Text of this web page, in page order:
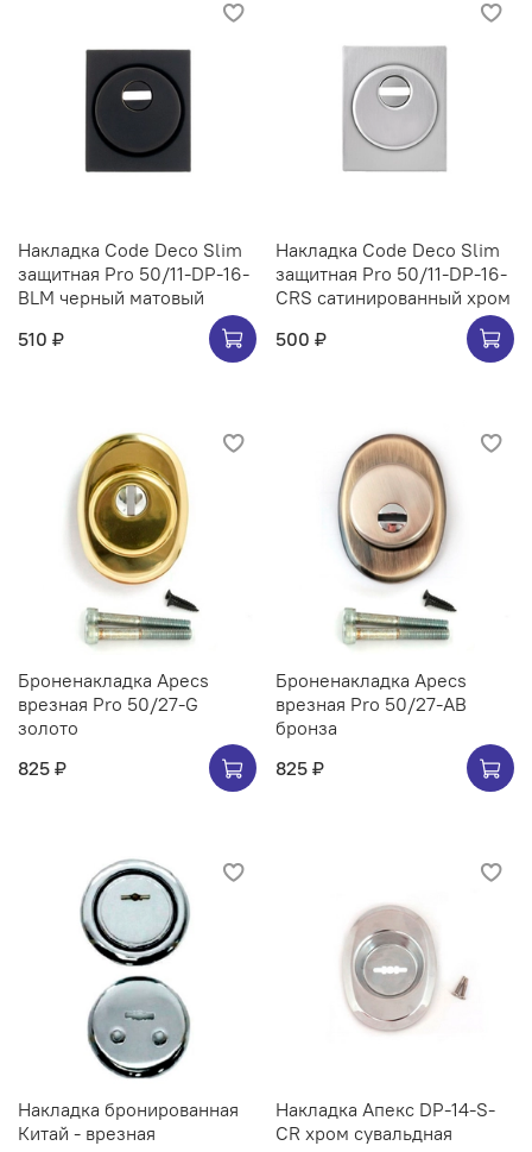
Накладка Code Deco Slim
защитная Pro 50/11-DP-16-
BLM черный матовый
510 ₽
Накладка Code Deco Slim
защитная Pro 50/11-DP-16-
CRS сатинированный хром
500 ₽
Броненакладка Apecs
врезная Pro 50/27-G
золото
825 ₽
Броненакладка Apecs
врезная Pro 50/27-AB
бронза
825 ₽
Накладка бронированная
Китай - врезная
Накладка Апекс DP-14-S-
CR хром сувальдная